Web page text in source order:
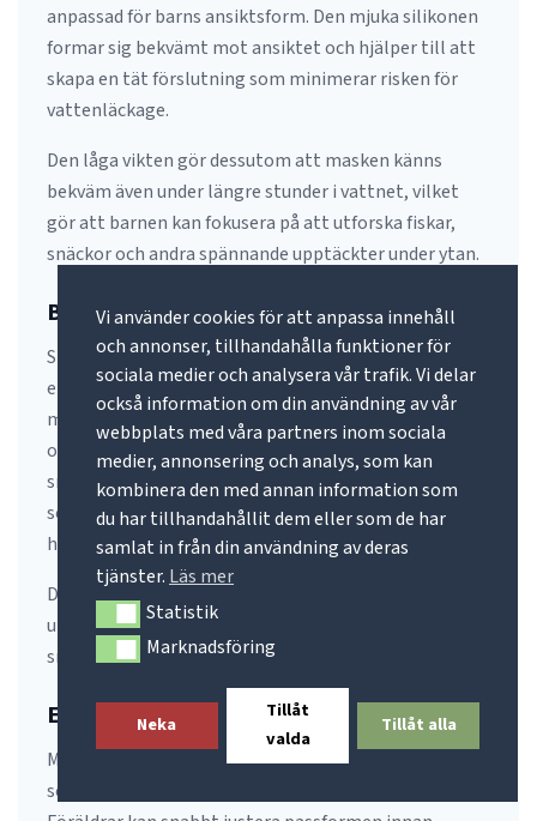
Vi använder cookies för att anpassa innehåll
och annonser, tillhandahålla funktioner för
sociala medier och analysera vår trafik. Vi delar
också information om din användning av vår
webbplats med våra partners inom sociala
medier, annonsering och analys, som kan
kombinera den med annan information som
du har tillhandahållit dem eller som de har
samlat in från din användning av deras
tjänster. Läs mer
StatistikStatistik
Marknadsföring
Marknadsföring
Neka
Tillåt
valda
Tillåt alla
anpassad för barns ansiktsform. Den mjuka silikonen
formar sig bekvämt mot ansiktet och hjälper till att
skapa en tät förslutning som minimerar risken för
vattenläckage.
Den låga vikten gör dessutom att masken känns
bekväm även under längre stunder i vattnet, vilket
gör att barnen kan fokusera på att utforska fiskar,
snäckor och andra spännande upptäckter under ytan.
Brett synfält för större upplevelser
Sharky är utrustad med en härdad monolins som ger
ett brett och öppet synfält. Eftersom masken saknar
mittstag mellan ögonen får barnet en naturligare vy
och bättre överblick över omgivningen. Det gör
snorklingen både roligare och tryggare samtidigt
som den härdade glaslinsen ger extra säkerhet och
hållbarhet.
Den breda sikten gör det enklare att upptäcka livet
under vatten och bidrar till en mer engagerande
snorkelupplevelse.
Enkel att justera
Masken är försedd med lättanvända snabbspännen
som gör det enkelt att anpassa remmens längd.